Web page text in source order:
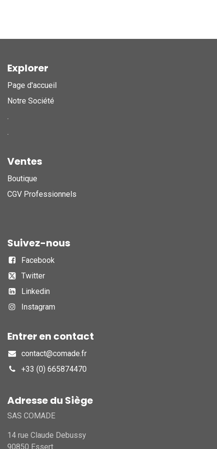
Explorer
Page d'accueil
Notre Société
.
.
Ventes
Boutique
CGV Professionnels
Suivez-nous
Facebook
Twitter
Linkedin
Instagram
Entrer en contact
contact@comade.fr
+33 (0) 665874470
Adresse du Siège
SAS COMADE
14 rue Claude Debussy
90850 Essert